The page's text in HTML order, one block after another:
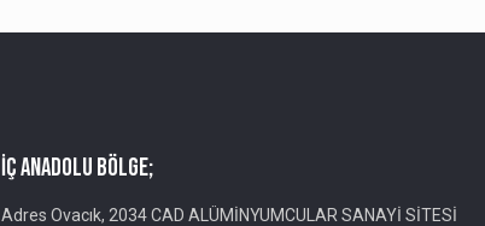
İç Anadolu Bölge;
Adres Ovacık, 2034 CAD ALÜMİNYUMCULAR SANAYİ SİTESİ